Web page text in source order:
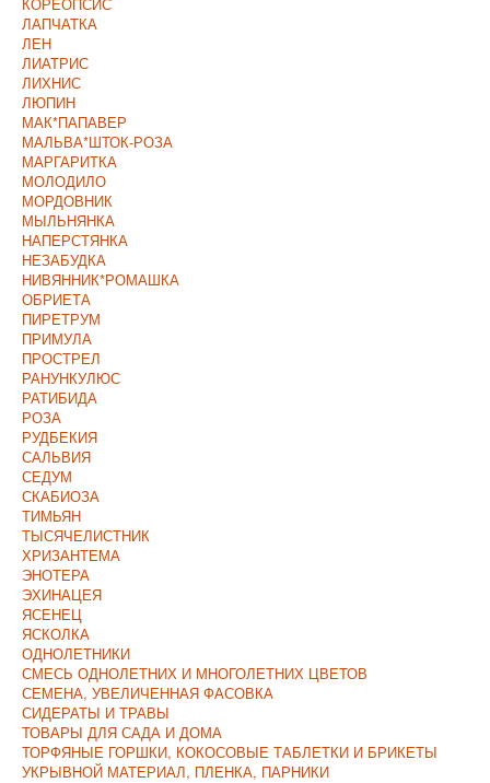
ЛАПЧАТКА
ЛЕН
ЛИАТРИС
ЛИХНИС
ЛЮПИН
МАК*ПАПАВЕР
МАЛЬВА*ШТОК-РОЗА
МАРГАРИТКА
МОЛОДИЛО
МОРДОВНИК
МЫЛЬНЯНКА
НАПЕРСТЯНКА
НЕЗАБУДКА
НИВЯННИК*РОМАШКА
ОБРИЕТА
ПИРЕТРУМ
ПРИМУЛА
ПРОСТРЕЛ
РАНУНКУЛЮС
РАТИБИДА
РОЗА
РУДБЕКИЯ
САЛЬВИЯ
СЕДУМ
СКАБИОЗА
ТИМЬЯН
ТЫСЯЧЕЛИСТНИК
ХРИЗАНТЕМА
ЭНОТЕРА
ЭХИНАЦЕЯ
ЯСЕНЕЦ
ЯСКОЛКА
ОДНОЛЕТНИКИ
СМЕСЬ ОДНОЛЕТНИХ И МНОГОЛЕТНИХ ЦВЕТОВ
СЕМЕНА, УВЕЛИЧЕННАЯ ФАСОВКА
СИДЕРАТЫ И ТРАВЫ
ТОВАРЫ ДЛЯ САДА И ДОМА
ТОРФЯНЫЕ ГОРШКИ, КОКОСОВЫЕ ТАБЛЕТКИ И БРИКЕТЫ
УКРЫВНОЙ МАТЕРИАЛ, ПЛЕНКА, ПАРНИКИ